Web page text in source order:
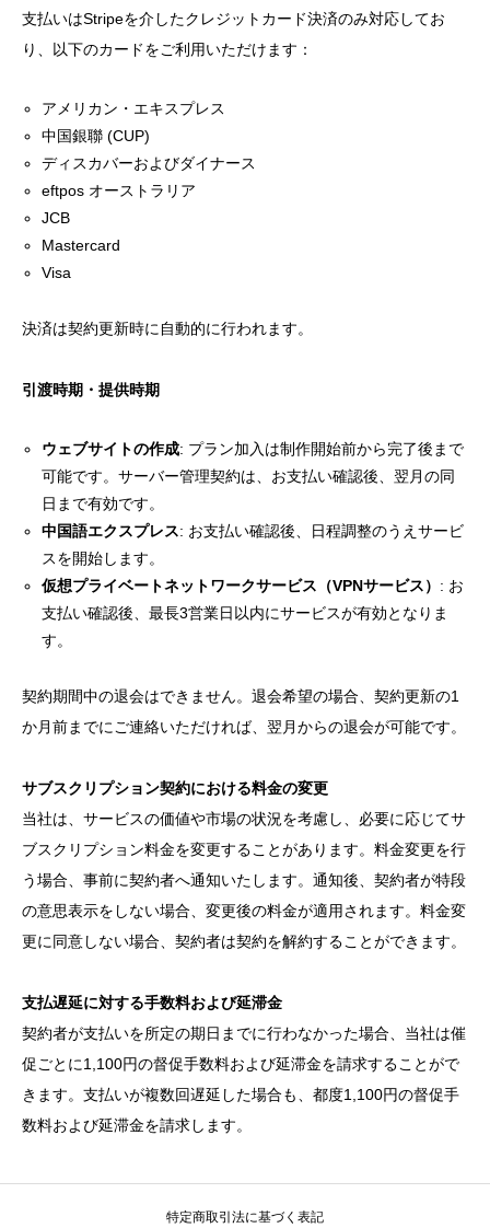
支払いはStripeを介したクレジットカード決済のみ対応してお
り、以下のカードをご利用いただけます：
アメリカン・エキスプレス
中国銀聯 (CUP)
ディスカバーおよびダイナース
eftpos オーストラリア
JCB
Mastercard
Visa
決済は契約更新時に自動的に行われます。
引渡時期・提供時期
ウェブサイトの作成: プラン加入は制作開始前から完了後まで
可能です。サーバー管理契約は、お支払い確認後、翌月の同
日まで有効です。
中国語エクスプレス: お支払い確認後、日程調整のうえサービ
スを開始します。
仮想プライベートネットワークサービス（VPNサービス） : お
支払い確認後、最長3営業日以内にサービスが有効となりま
す。
契約期間中の退会はできません。退会希望の場合、契約更新の1
か月前までにご連絡いただければ、翌月からの退会が可能です。
サブスクリプション契約における料金の変更
当社は、サービスの価値や市場の状況を考慮し、必要に応じてサ
ブスクリプション料金を変更することがあります。料金変更を行
う場合、事前に契約者へ通知いたします。通知後、契約者が特段
の意思表示をしない場合、変更後の料金が適用されます。料金変
更に同意しない場合、契約者は契約を解約することができます。
支払遅延に対する手数料および延滞金
契約者が支払いを所定の期日までに行わなかった場合、当社は催
促ごとに1,100円の督促手数料および延滞金を請求することがで
きます。支払いが複数回遅延した場合も、都度1,100円の督促手
数料および延滞金を請求します。
特定商取引法に基づく表記